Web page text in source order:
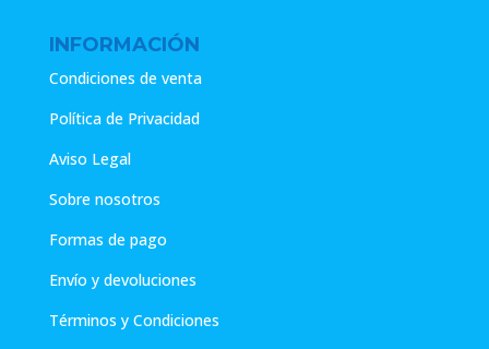
INFORMACIÓN
Condiciones de venta
Política de Privacidad
Aviso Legal
Sobre nosotros
Formas de pago
Envío y devoluciones
Términos y Condiciones